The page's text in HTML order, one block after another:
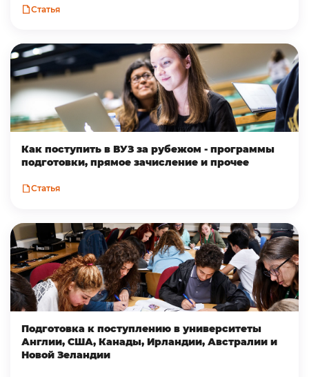
Статья
Как поступить в ВУЗ за рубежом - программы
подготовки, прямое зачисление и прочее
Статья
Подготовка к поступлению в университеты
Англии, США, Канады, Ирландии, Австралии и
Новой Зеландии